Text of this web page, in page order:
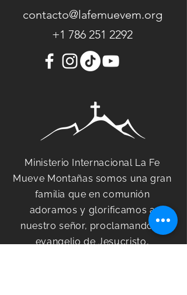
contacto@lafemuevem.org
+1 786 251 2292
Ministerio Internacional La Fe
Mueve Montañas somos una gran
familia que en comunión
adoramos y glorificamos a
nuestro señor, proclamando el
evangelio de Jesucristo,